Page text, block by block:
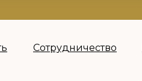
Сотрудничество